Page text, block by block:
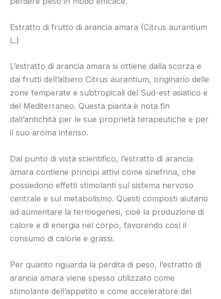
Estratto di frutto di arancia amara (Citrus aurantium
L.)
L’estratto di arancia amara si ottiene dalla scorza e
dai frutti dell’albero Citrus aurantium, originario delle
zone temperate e subtropicali del Sud-est asiatico e
del Mediterraneo. Questa pianta è nota fin
dall’antichità per le sue proprietà terapeutiche e per
il suo aroma intenso.
Dal punto di vista scientifico, l’estratto di arancia
amara contiene principi attivi come sinefrina, che
possiedono effetti stimolanti sul sistema nervoso
centrale e sul metabolismo. Questi composti aiutano
ad aumentare la termogenesi, cioè la produzione di
calore e di energia nel corpo, favorendo così il
consumo di calorie e grassi.
Per quanto riguarda la perdita di peso, l’estratto di
arancia amara viene spesso utilizzato come
stimolante dell’appetito e come acceleratore del